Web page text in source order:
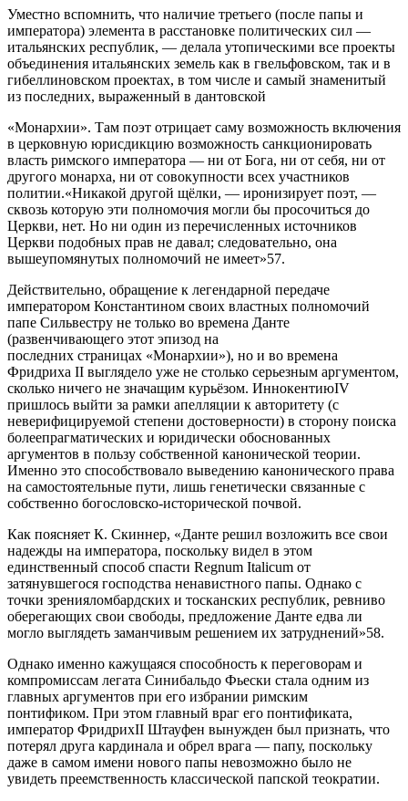
Уместно вспомнить, что наличие третьего (после папы и
императора) элемента в расстановке политических сил —
итальянских республик, — делала утопическими все проекты
объединения итальянских земель как в гвельфовском, так и в
гибеллиновском проектах, в том числе и самый знаменитый
из последних, выраженный в дантовской
«Монархии». Там поэт отрицает саму возможность включения
в церковную юрисдикцию возможность санкционировать
власть римского императора — ни от Бога, ни от себя, ни от
другого монарха, ни от совокупности всех участников
политии.«Никакой другой щёлки, — иронизирует поэт, —
сквозь которую эти полномочия могли бы просочиться до
Церкви, нет. Но ни один из перечисленных источников
Церкви подобных прав не давал; следовательно, она
вышеупомянутых полномочий не имеет»57.
Действительно, обращение к легендарной передаче
императором Константином своих властных полномочий
папе Сильвестру не только во времена Данте
(развенчивающего этот эпизод на
последних страницах «Монархии»), но и во времена
Фридриха II выглядело уже не столько серьезным аргументом,
сколько ничего не значащим курьёзом. ИннокентиюIV
пришлось выйти за рамки апелляции к авторитету (с
неверифицируемой степени достоверности) в сторону поиска
болеепрагматических и юридически обоснованных
аргументов в пользу собственной канонической теории.
Именно это способствовало выведению канонического права
на самостоятельные пути, лишь генетически связанные с
собственно богословско-исторической почвой.
Как поясняет К. Скиннер, «Данте решил возложить все свои
надежды на императора, поскольку видел в этом
единственный способ спасти Regnum Italicum от
затянувшегося господства ненавистного папы. Однако с
точки зренияломбардских и тосканских республик, ревниво
оберегающих свои свободы, предложение Данте едва ли
могло выглядеть заманчивым решением их затруднений»58.
Однако именно кажущаяся способность к переговорам и
компромиссам легата Синибальдо Фьески стала одним из
главных аргументов при его избрании римским
понтификом. При этом главный враг его понтификата,
император ФридрихII Штауфен вынужден был признать, что
потерял друга кардинала и обрел врага — папу, поскольку
даже в самом имени нового папы невозможно было не
увидеть преемственность классической папской теократии.